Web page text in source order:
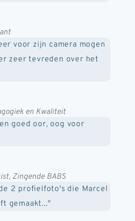
voor zijn camera mogen
zeer tevreden over het
en Kwaliteit
goed oor, oog voor
Zingende BABS
2 profielfoto's die Marcel
gemaakt..."